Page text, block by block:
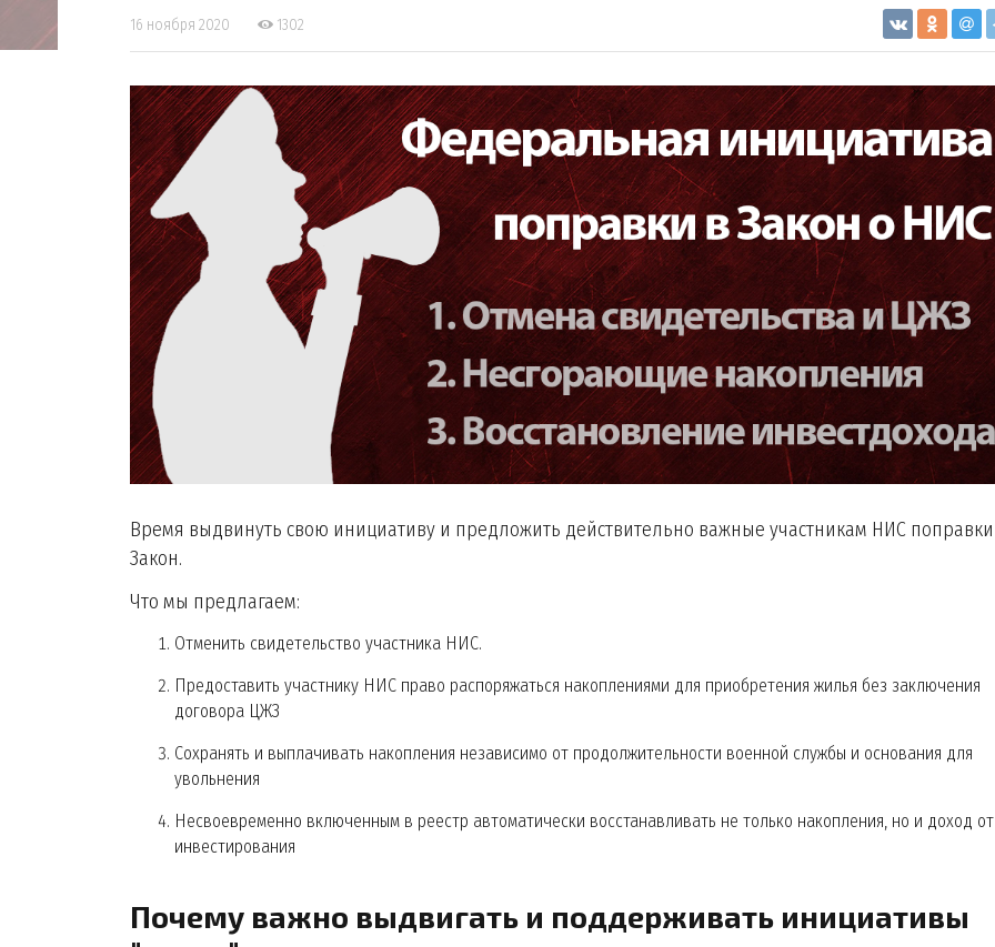
16 ноября 2020 1302
Время выдвинуть свою инициативу и предложить действительно важные участникам НИС
Закон.
Что мы предлагаем:
Отменить свидетельство участника НИС.
Предоставить участнику НИС право распоряжаться накоплениями для приобретения жилья без заключения
договора ЦЖЗ
Сохранять и выплачивать накопления независимо от продолжительности военной службы и основания для
увольнения
Несвоевременно включенным в реестр автоматически восстанавливать не только накопления, но и доход
инвестирования
Почему важно выдвигать и поддерживать инициативы